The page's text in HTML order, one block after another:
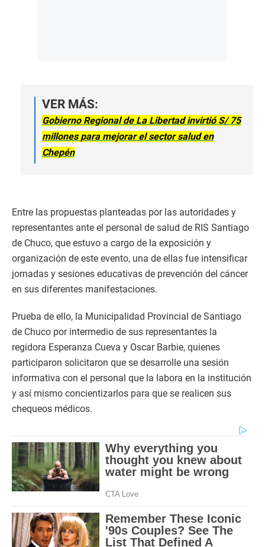
VER MÁS:
Gobierno Regional de La Libertad invirtió S/ 75
millones para mejorar el sector salud en
Chepén
Entre las propuestas planteadas por las autoridades y
representantes ante el personal de salud de RIS Santiago
de Chuco, que estuvo a cargo de la exposición y
organización de este evento, una de ellas fue intensificar
jornadas y sesiones educativas de prevención del cáncer
en sus diferentes manifestaciones.
Prueba de ello, la Municipalidad Provincial de Santiago
de Chuco por intermedio de sus representantes la
regidora Esperanza Cueva y Oscar Barbie, quienes
participaron solicitaron que se desarrolle una sesión
informativa con el personal que la labora en la institución
y así mismo concientizarlos para que se realicen sus
chequeos médicos.